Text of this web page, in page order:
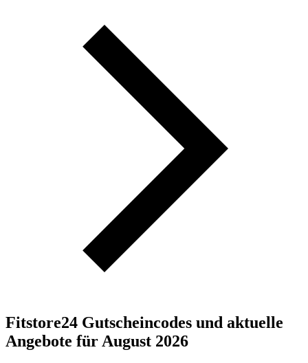
Fitstore24 Gutscheincodes und aktuelle
Angebote für August 2026